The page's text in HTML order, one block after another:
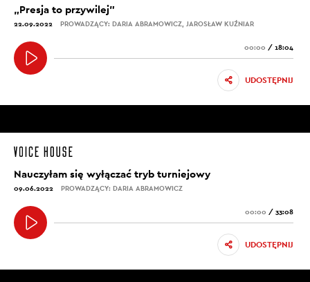
„Presja to przywilej”
22.09.2022 PROWADZĄCY: DARIA ABRAMOWICZ, JAROSŁAW KUŹNIAR
00:00 / 18:04
UDOSTĘPNIJ
Nauczyłam się wyłączać tryb turniejowy
09.06.2022 PROWADZĄCY: DARIA ABRAMOWICZ
00:00 / 33:08
UDOSTĘPNIJ